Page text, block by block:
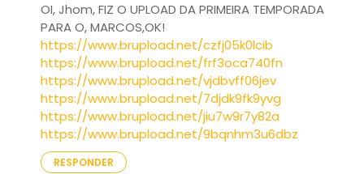
OI, Jhom, FIZ O UPLOAD DA PRIMEIRA TEMPORADA
PARA O, MARCOS,OK!
https://www.brupload.net/czfj05k0lcib
https://www.brupload.net/frf3oca740fn
https://www.brupload.net/vjdbvff06jev
https://www.brupload.net/7djdk9fk9yvg
https://www.brupload.net/jiu7w9r7y82a
https://www.brupload.net/9bqnhm3u6dbz
RESPONDER